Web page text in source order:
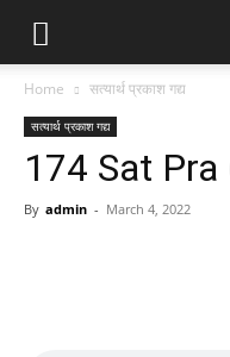
Home सत्यार्थ प्रकाश गद्य
सत्यार्थ प्रकाश गद्य
174 Sat
By admin - March 4, 2022